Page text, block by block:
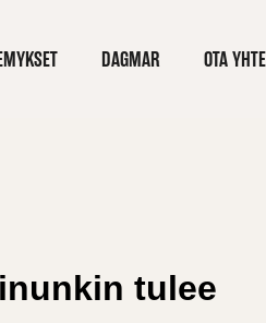
DAGMAR OTA
tulee